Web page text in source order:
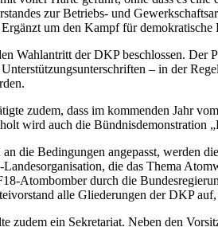
zur Betriebs- und
um den Kampf für
Wahlantritt der DKP beschlossen.
– in der
zudem, dass im kommenden Jahr
wird auch die Bündnisdemonstration
an die Bedingungen angepasst, werden
die das Thema
Atombomber durch die
alle Gliederungen der DKP
zudem ein Sekretariat. Neben den